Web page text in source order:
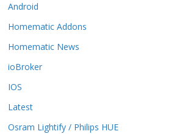
e
p
t
o
n
n
k
Android
Homematic Addons
Homematic News
ioBroker
IOS
Latest
Osram Lightify / Philips HUE